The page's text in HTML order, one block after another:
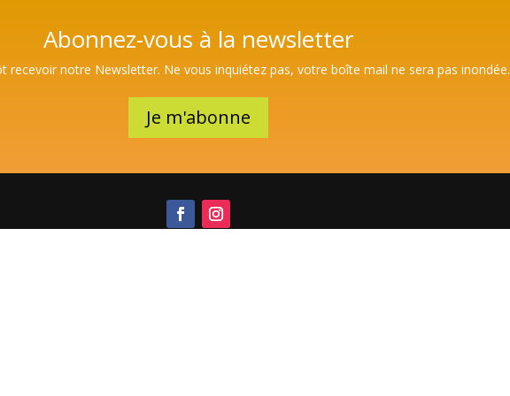
Abonnez-vous à la newsletter
recevoir notre Newsletter. Ne vous inquiétez pas, votre boîte mail ne sera pas inondée.
Je m'abonne